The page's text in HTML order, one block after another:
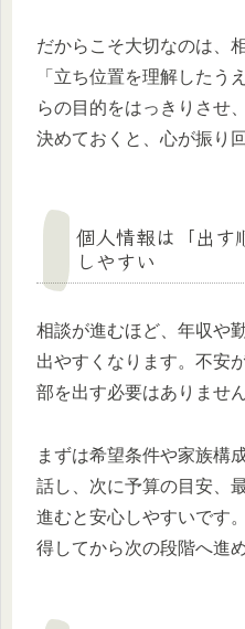
だからこそ大切なのは、
「立ち位置を理解したう
らの目的をはっきりさせ
決めておくと、心が振り
個人情報は「出す
しやすい
相談が進むほど、年収や
出やすくなります。不安
部を出す必要はありません
まずは希望条件や家族構
話し、次に予算の目安、
進むと安心しやすいです
得してから次の段階へ進